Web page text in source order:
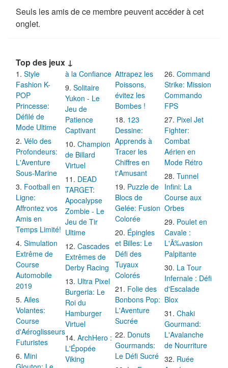
Seuls les amis de ce membre peuvent accéder à cet
onglet.
Top des jeux ↓
Style
Fashion K-
POP
Princesse:
Défilé de
Mode Ultime
Vélo des
Profondeurs:
L'Aventure
Sous-Marine
Football en
Ligne:
Affrontez vos
Amis en
Temps Limité!
Simulation
Extrême de
Course
Automobile
2019
Ailes
Volantes:
Course
d'Aéroglisseurs
Futuristes
Mini
à la Confiance
Solitaire
Yukon - Le
Jeu de
Patience
Captivant
Champion
de Billard
Virtuel
DEAD
TARGET:
Apocalypse
Zombie - Le
Jeu de Tir
Ultime
Cascades
Extrêmes de
Derby Racing
Ultra Pixel
Burgeria: Le
Roi du
Hamburger
Virtuel
ArchHero :
L'Épopée
Viking
Attrapez les
Poissons,
évitez les
Bombes !
123
Dessine:
Apprends à
Tracer les
Chiffres en
t'Amusant
Puzzle de
Blocs de
Gelée: Fusion
Colorée
Épingles
et Billes: Le
Défi des
Tuyaux
Colorés
Folie des
Bonbons Pop:
L'Aventure
Sucrée
Donuts
Gourmands:
Le Défi Sucré
Command
Strike: Mission
Commando
FPS
Pixel Jet
Fighter:
Combat
Aérien en
Mode Rétro
Tunnel
Infini: La
Course aux
Orbes
Poulet en
Cavale :
L'Ã‰vasion
Palpitante
La Tour
Infernale : Défi
d'Escalade
Blox
Chaki
Gourmand:
L'Avalanche
de Nourriture
Ruée